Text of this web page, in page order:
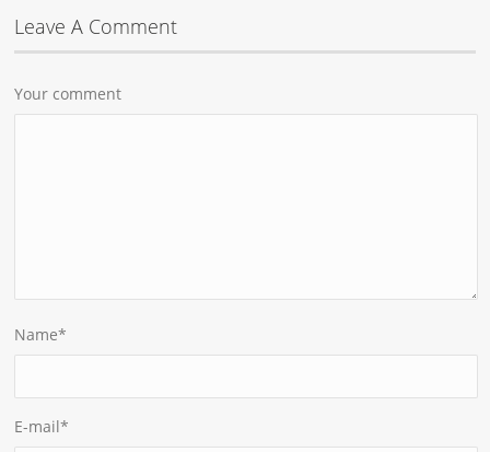
Leave A Comment
Your comment
Name*
E-mail*